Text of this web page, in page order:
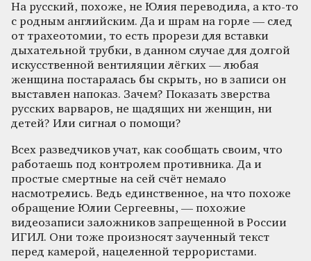
На русский, похоже, не Юлия переводила, а кто-то
с родным английским. Да и шрам на горле — след
от трахеотомии, то есть прорези для вставки
дыхательной трубки, в данном случае для долгой
искусственной вентиляции лёгких — любая
женщина постаралась бы скрыть, но в записи он
выставлен напоказ. Зачем? Показать зверства
русских варваров, не щадящих ни женщин, ни
детей? Или сигнал о помощи?
Всех разведчиков учат, как сообщать своим, что
работаешь под контролем противника. Да и
простые смертные на сей счёт немало
насмотрелись. Ведь единственное, на что похоже
обращение Юлии Сергеевны, — похожие
видеозаписи заложников запрещенной в России
ИГИЛ. Они тоже произносят заученный текст
перед камерой, нацеленной террористами.